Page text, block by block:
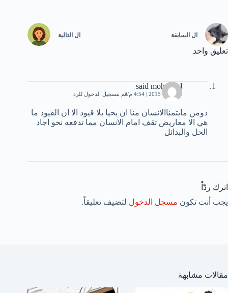
ال السابقة ال التالية
تعليق واحد
said mohamed
5 أكتوبر، 2015 | 4:54 م قم بتسجيل الدخول للرد
دومن مايتمناالانسان منا ان يحيا بلا قيود الا ان القيود ما
هي الا معاريض تقف امام الانسان مما تدفعه نحو اجاد
الحل والبدائل
اترك ردّاً
يجب أنت تكون مسجل الدخول لتضيف تعليقاً.
مقالات مشابهة